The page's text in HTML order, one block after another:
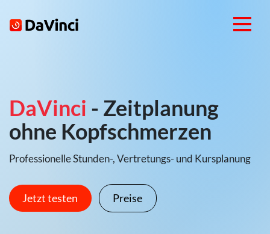
DaVinci - Zeitplanung
ohne Kopfschmerzen
Professionelle Stunden-, Vertretungs- und Kursplanung
Jetzt testen Preise